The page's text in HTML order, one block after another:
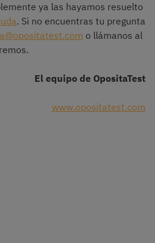
ya las hayamos resuelto
. Si no encuentras tu pregunta
o llámanos al
El equipo de OpositaTest
www.opositatest.com